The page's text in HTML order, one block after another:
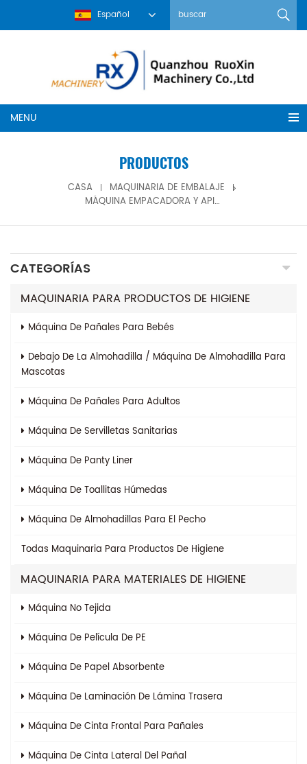
Español
MENU
PRODUCTOS
CASA
MAQUINARIA DE EMBALAJE
MÁQUINA EMPACADORA Y APILADORA DE SERVILLETAS SANITARIAS SERVO COMPLETO DE ALTA VELOCIDAD
CATEGORÍAS
MAQUINARIA PARA PRODUCTOS DE HIGIENE
Máquina De Pañales Para Bebés
Debajo De La Almohadilla / Máquina De Almohadilla Para
Mascotas
Máquina De Pañales Para Adultos
Máquina De Servilletas Sanitarias
Máquina De Panty Liner
Máquina De Toallitas Húmedas
Máquina De Almohadillas Para El Pecho
Todas Maquinaria Para Productos De Higiene
MAQUINARIA PARA MATERIALES DE HIGIENE
Máquina No Tejida
Máquina De Película De PE
Máquina De Papel Absorbente
Máquina De Laminación De Lámina Trasera
Máquina De Cinta Frontal Para Pañales
Máquina De Cinta Lateral Del Pañal